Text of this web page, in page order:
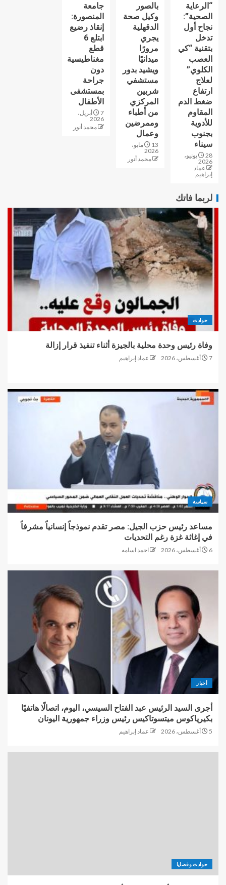
“الرعاية
الصحية”:
نجاح أول
تدخل
بتقنية “كي
العصب
الكلوي”
لعلاج
ارتفاع
ضغط الدم
المقاوم
للأدوية
بجنوب
سيناء
28 يونيو،
2026
عماد
إبراهيم
بالصور
وكيل صحة
الدقهلية
يجري
مرورًا
ميدانيًا
ويشيد بدور
مستشفي
شربين
المركزي
من أطباء
وممرضين
وعمال
13 مايو،
2026
محمد أنور
جامعة
المنصورة:
إنقاذ رضيع
ابتلع 6
قطع
مغناطيسية
دون
جراحة
بمستشفى
الأطفال
7 أبريل،
2026
محمد أنور
لربما فاتك
حوادث
وفاة رئيس وحدة محلية بالجيزة أثناء تنفيذ قرار إزالة
7 أغسطس، 2026 عماد إبراهيم
سياسة
مساعد رئيس حزب الجيل: مصر تقدم نموذجاً إنسانياً مشرفاً
في إغاثة غزة رغم التحديات
6 أغسطس، 2026 احمد اسامه
أخبار
أجرى السيد الرئيس عبد الفتاح السيسي، اليوم، اتصالًا هاتفيًا
بكيرياكوس ميتسوتاكيس رئيس وزراء جمهورية اليونان
5 أغسطس، 2026 عماد إبراهيم
حوادث وقضايا